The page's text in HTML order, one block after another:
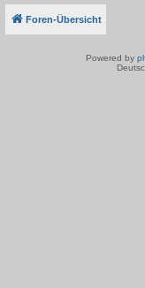
Foren-Übersicht
Powered by